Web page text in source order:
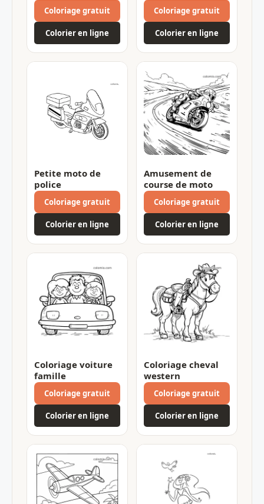
Coloriage gratuit
Colorier en ligne
Coloriage gratuit
Colorier en ligne
Petite moto de
police
Coloriage gratuit
Colorier en ligne
Amusement de
course de moto
Coloriage gratuit
Colorier en ligne
Coloriage voiture
famille
Coloriage gratuit
Colorier en ligne
Coloriage cheval
western
Coloriage gratuit
Colorier en ligne